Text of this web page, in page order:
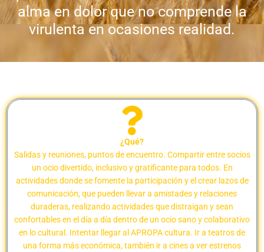
alma en dolor que no comprende la
virulenta en ocasiones realidad.
¿Qué?
Salidas y reuniones, puntos de encuentro. Compartir entre socios
un ocio divertido, inclusivo y gratificante para todos. En
actividades donde se fomente la participación y el crear lazos de
comunicación, que pueden llevar a amistades y relaciones
duraderas, realizando actividades que distraigan y sean
confortables en el día a día dentro de un ocio sano y colaborativo
en lo cultural. Intentar llegar al APROPA cultura. Ir a teatros de
una forma más económica, también ir a cines a ver estrenos